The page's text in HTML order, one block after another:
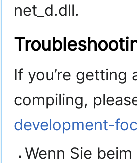
net_d.dll.
If you’re
compiling,
development-
Wenn Sie